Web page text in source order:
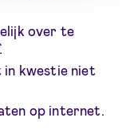
over te
in kwestie niet
op internet.